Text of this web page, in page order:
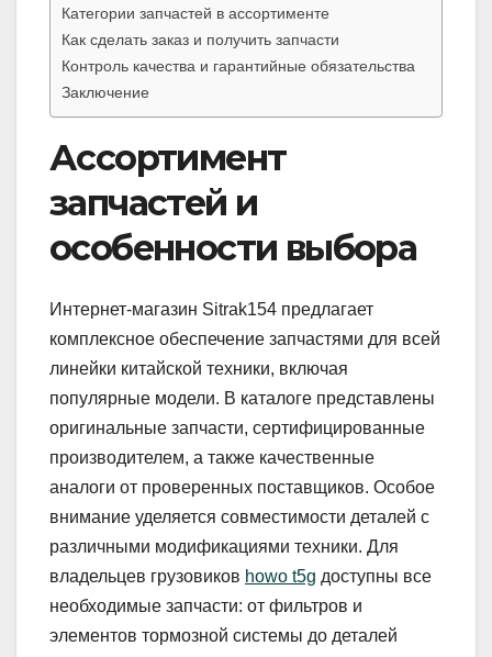
Категории запчастей в ассортименте
Как сделать заказ и получить запчасти
Контроль качества и гарантийные обязательства
Заключение
Ассортимент
запчастей и
особенности выбора
Интернет-магазин Sitrak154 предлагает
комплексное обеспечение запчастями для всей
линейки китайской техники, включая
популярные модели. В каталоге представлены
оригинальные запчасти, сертифицированные
производителем, а также качественные
аналоги от проверенных поставщиков. Особое
внимание уделяется совместимости деталей с
различными модификациями техники. Для
владельцев грузовиков howo t5g доступны все
необходимые запчасти: от фильтров и
элементов тормозной системы до деталей